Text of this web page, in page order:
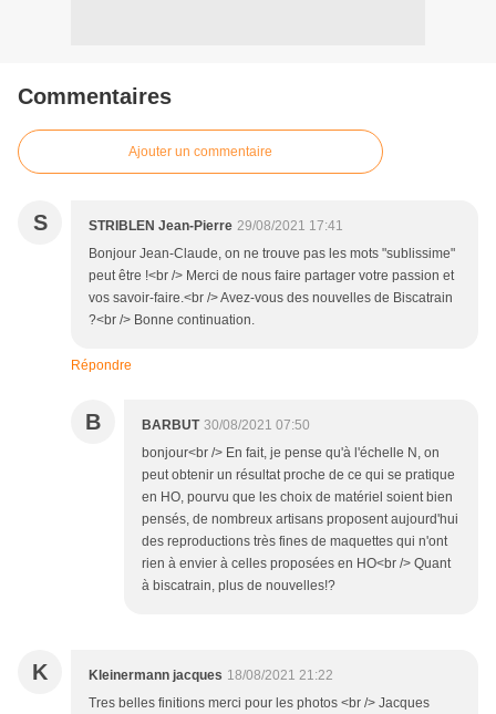
Commentaires
Ajouter un commentaire
S STRIBLEN Jean-Pierre 29/08/2021 17:41
Bonjour Jean-Claude, on ne trouve pas les mots "sublissime"
peut être !<br /> Merci de nous faire partager votre passion et
vos savoir-faire.<br /> Avez-vous des nouvelles de Biscatrain
?<br /> Bonne continuation.
Répondre
B BARBUT 30/08/2021 07:50
bonjour<br /> En fait, je pense qu'à l'échelle N, on
peut obtenir un résultat proche de ce qui se pratique
en HO, pourvu que les choix de matériel soient bien
pensés, de nombreux artisans proposent aujourd'hui
des reproductions très fines de maquettes qui n'ont
rien à envier à celles proposées en HO<br /> Quant
à biscatrain, plus de nouvelles!?
K Kleinermann jacques 18/08/2021 21:22
Tres belles finitions merci pour les photos <br /> Jacques